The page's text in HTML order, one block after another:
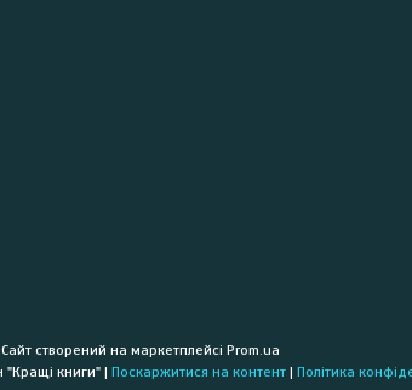
Сайт створений на маркетплейсі Prom.ua
Книжковий інтернет-магазин "Кращі книги" | Поскаржитися на контент | Політика